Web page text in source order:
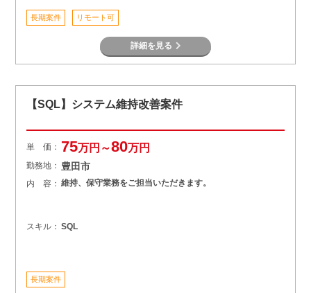
長期案件 リモート可
詳細を見る
【SQL】システム維持改善案件
単 価： 75万円～80万円
勤務地： 豊田市
内 容： 維持、保守業務をご担当いただきます。
スキル： SQL
長期案件